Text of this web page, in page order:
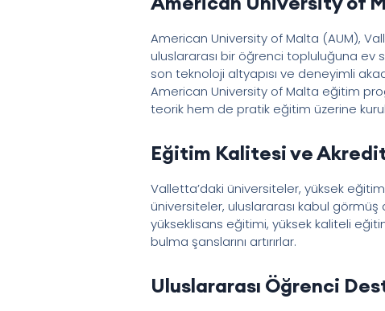
American University of Malta (AUM),
uluslararası bir öğrenci topluluğuna ev
son teknoloji altyapısı ve deneyimli
American University of Malta eğitim
teorik hem de pratik eğitim üzerine
Eğitim Kalitesi ve
Valletta’daki üniversiteler, yüksek
üniversiteler, uluslararası kabul
yükseklisans eğitimi, yüksek kaliteli
bulma şanslarını artırırlar.
Uluslararası Öğrenci